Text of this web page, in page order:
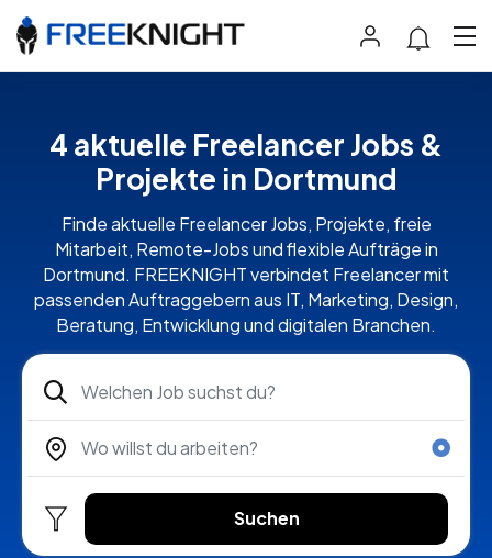
4 aktuelle Freelancer Jobs &
Projekte in Dortmund
Finde aktuelle Freelancer Jobs, Projekte, freie
Mitarbeit, Remote-Jobs und flexible Aufträge in
Dortmund. FREEKNIGHT verbindet Freelancer mit
passenden Auftraggebern aus IT, Marketing, Design,
Beratung, Entwicklung und digitalen Branchen.
Suchen